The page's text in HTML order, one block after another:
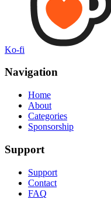
Ko-fi
Navigation
Home
About
Categories
Sponsorship
Support
Support
Contact
FAQ